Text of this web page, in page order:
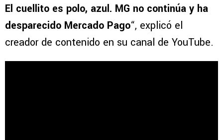
El cuellito es polo, azul. MG no continúa y ha
desparecido Mercado Pago“, explicó el
creador de contenido en su canal de YouTube.